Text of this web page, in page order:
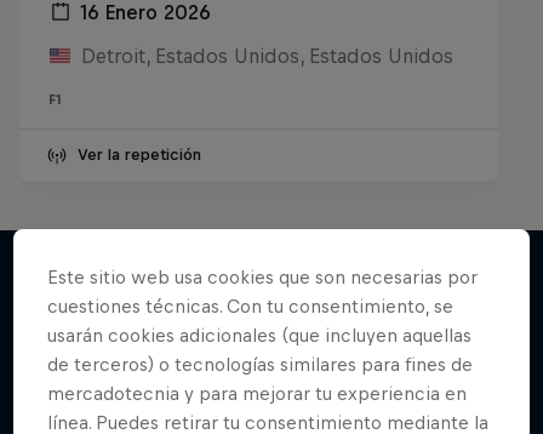
16 Enero 2026
Detroit, Estados Unidos, Estados Unidos
F1
Ver la repetición
Más contenidos similares
Este sitio web usa cookies que son necesarias por
cuestiones técnicas. Con tu consentimiento, se
usarán cookies adicionales (que incluyen aquellas
de terceros) o tecnologías similares para fines de
mercadotecnia y para mejorar tu experiencia en
línea. Puedes retirar tu consentimiento mediante la